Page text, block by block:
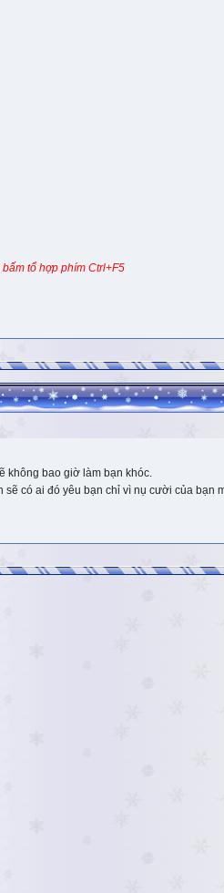
tổ hợp phím Ctrl+F5
không bao giờ làm bạn khóc.
có ai đó yêu bạn chỉ vì nụ cười của bạn